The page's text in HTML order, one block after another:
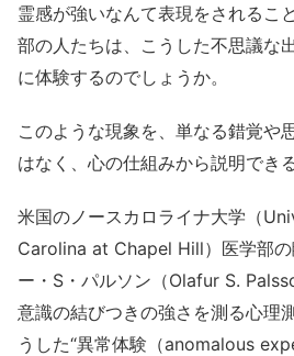
霊感が強いなんて表現をされるこ
部の人たちは、こうした不思議な
に体験するのでしょうか。
このような現象を、単なる錯覚や
はなく、心の仕組みから説明でき
米国のノースカロライナ大学（
Carolina at Chapel Hill）医学部
ー・S・パルソン（Olafur S.
意識の結びつきの強さを測る心理
うした“異常体験（anomalous